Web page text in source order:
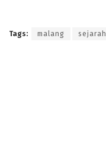
Tags: malang sejarah